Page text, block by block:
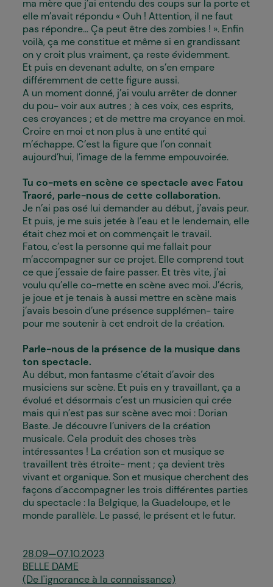
ma mère que j’ai entendu des coups sur la porte et
elle m’avait répondu « Ouh ! Attention, il ne faut
pas répondre... Ça peut être des zombies ! ». Enfin
voilà, ça me constitue et même si en grandissant
on y croit plus vraiment, ça reste évidemment.
Et puis en devenant adulte, on s’en empare
différemment de cette figure aussi.
A un moment donné, j’ai voulu arrêter de donner
du pou- voir aux autres ; à ces voix, ces esprits,
ces croyances ; et de mettre ma croyance en moi.
Croire en moi et non plus à une entité qui
m’échappe. C’est la figure que l’on connait
aujourd’hui, l’image de la femme empouvoirée.
Tu co-mets en scène ce spectacle avec Fatou
Traoré, parle-nous de cette collaboration.
Je n’ai pas osé lui demander au début, j’avais peur.
Et puis, je me suis jetée à l’eau et le lendemain, elle
était chez moi et on commençait le travail.
Fatou, c’est la personne qui me fallait pour
m’accompagner sur ce projet. Elle comprend tout
ce que j’essaie de faire passer. Et très vite, j’ai
voulu qu’elle co-mette en scène avec moi. J’écris,
je joue et je tenais à aussi mettre en scène mais
j’avais besoin d’une présence supplémen- taire
pour me soutenir à cet endroit de la création.
Parle-nous de la présence de la musique dans
ton spectacle.
Au début, mon fantasme c’était d’avoir des
musiciens sur scène. Et puis en y travaillant, ça a
évolué et désormais c’est un musicien qui crée
mais qui n’est pas sur scène avec moi : Dorian
Baste. Je découvre l’univers de la création
musicale. Cela produit des choses très
intéressantes ! La création son et musique se
travaillent très étroite- ment ; ça devient très
vivant et organique. Son et musique cherchent des
façons d’accompagner les trois différentes parties
du spectacle : la Belgique, la Guadeloupe, et le
monde parallèle. Le passé, le présent et le futur.
28.09—07.10.2023
BELLE DAME
(De l'ignorance à la connaissance)